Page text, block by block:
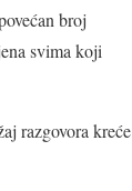
broj
svima koji
razgovora kreće